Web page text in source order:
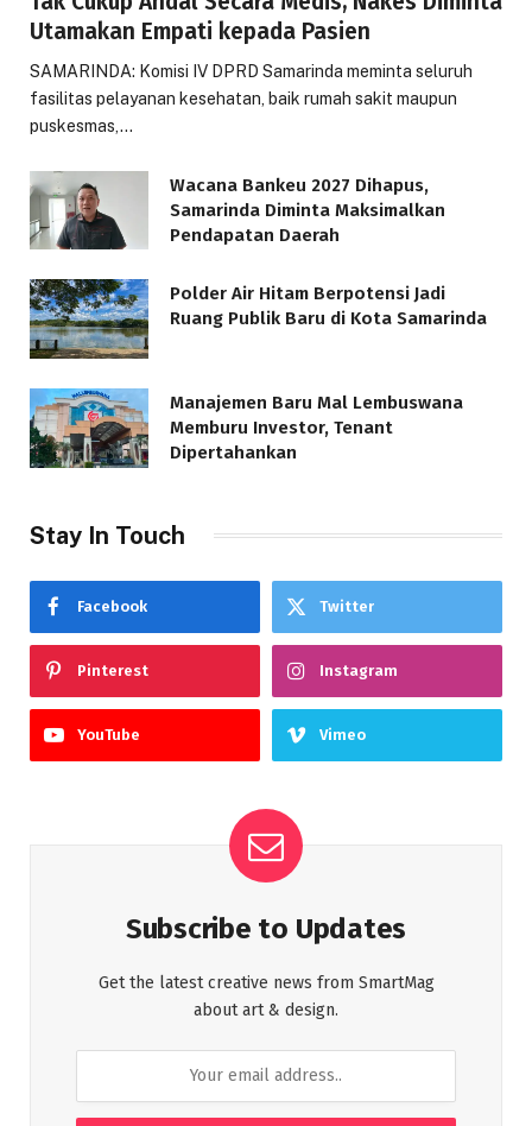
Utamakan Empati kepada Pasien
SAMARINDA: Komisi IV DPRD Samarinda meminta seluruh
fasilitas pelayanan kesehatan, baik rumah sakit maupun
puskesmas,…
Wacana Bankeu 2027 Dihapus,
Samarinda Diminta Maksimalkan
Pendapatan Daerah
Polder Air Hitam Berpotensi Jadi
Ruang Publik Baru di Kota Samarinda
Manajemen Baru Mal Lembuswana
Memburu Investor, Tenant
Dipertahankan
Stay In Touch
Facebook Twitter
Pinterest Instagram
YouTube Vimeo
Subscribe to Updates
Get the latest creative news from SmartMag
about art & design.